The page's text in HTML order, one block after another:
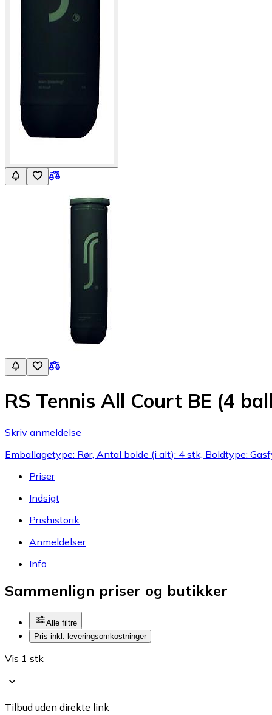
RS Tennis All Court BE (4
Skriv anmeldelse
Emballagetype: Rør, Antal bolde (i alt): 4 stk, Boldtype:
Priser
Indsigt
Prishistorik
Anmeldelser
Info
Sammenlign priser og butikker
Alle filtre
Pris inkl. leveringsomkostninger
Vis 1 stk
Tilbud uden direkte link